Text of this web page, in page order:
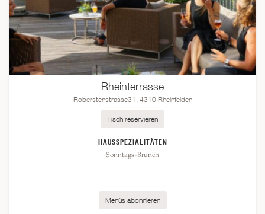
Rheinterrasse
Roberstenstrasse31, 4310 Rheinfelden
HAUSSPEZIALITÄTEN
Sonntags-Brunch
Menüs abonnieren
Tisch reservieren